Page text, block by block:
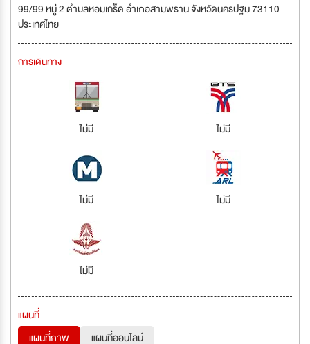
99/99 หมู่ 2 ตำบลหอมเกร็ด อำเภอสามพราน จังหวัดนครปฐม 73110
ประเทศไทย
การเดินทาง
ไม่มี ไม่มี
ไม่มี ไม่มี
ไม่มี
แผนที่
แผนที่ภาพ
แผนที่ออนไลน์